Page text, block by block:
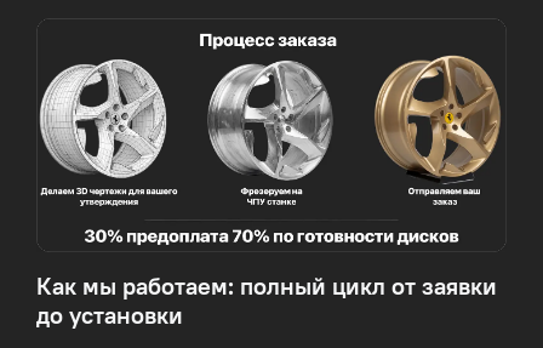
Как мы работаем: полный цикл от заявки
до установки